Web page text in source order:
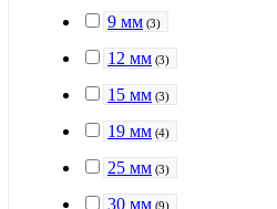
9 мм (3)
12 мм (3)
15 мм (3)
19 мм (4)
25 мм (3)
30 мм (9)